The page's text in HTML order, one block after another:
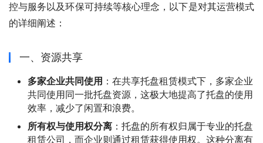
控与服务以及环保可持续等核心理念，以下是对其运营模式
的详细阐述：
一、资源共享
多家企业共同使用 ：在共享托盘租赁模式下，多家企业
共同使用同一批托盘资源，这极大地提高了托盘的使用
效率，减少了闲置和浪费。
所有权与使用权分离 ：托盘的所有权归属于专业的托盘
租赁公司，而企业则通过租赁获得使用权。这种分离有